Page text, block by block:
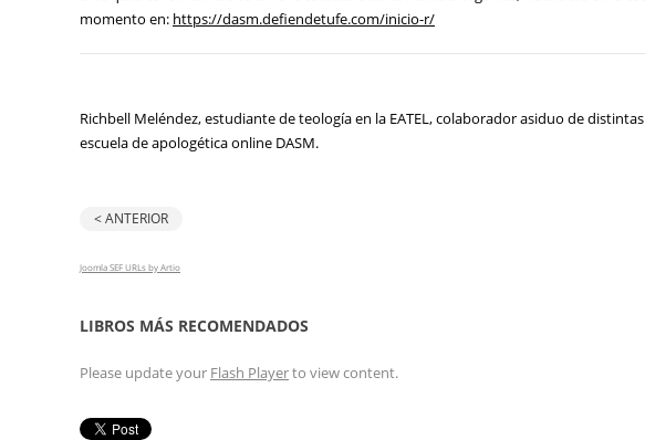
momento en: https://dasm.defiendetufe.com/inicio-r/
Richbell Meléndez, estudiante de teología en la EATEL, colaborador asiduo de
escuela de apologética online DASM.
< ANTERIOR
Joomla SEF URLs by Artio
LIBROS MÁS RECOMENDADOS
Please update your Flash Playerto view content.